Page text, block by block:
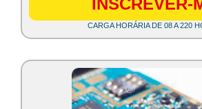
INSCREVER-
CARGA HORÁRIA DE 08 A 220